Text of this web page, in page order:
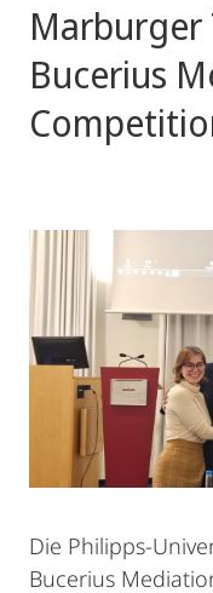
Marburger
Bucerius
Die Philipps-
Bucerius